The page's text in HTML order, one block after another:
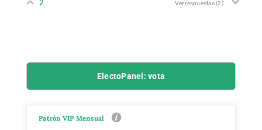
2 Ver respuestas(2)
ElectoPanel: vota
Patrón VIP Mensual